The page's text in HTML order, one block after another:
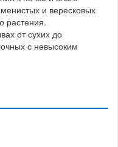
и вересковых
растения.
от сухих до
с невысоким